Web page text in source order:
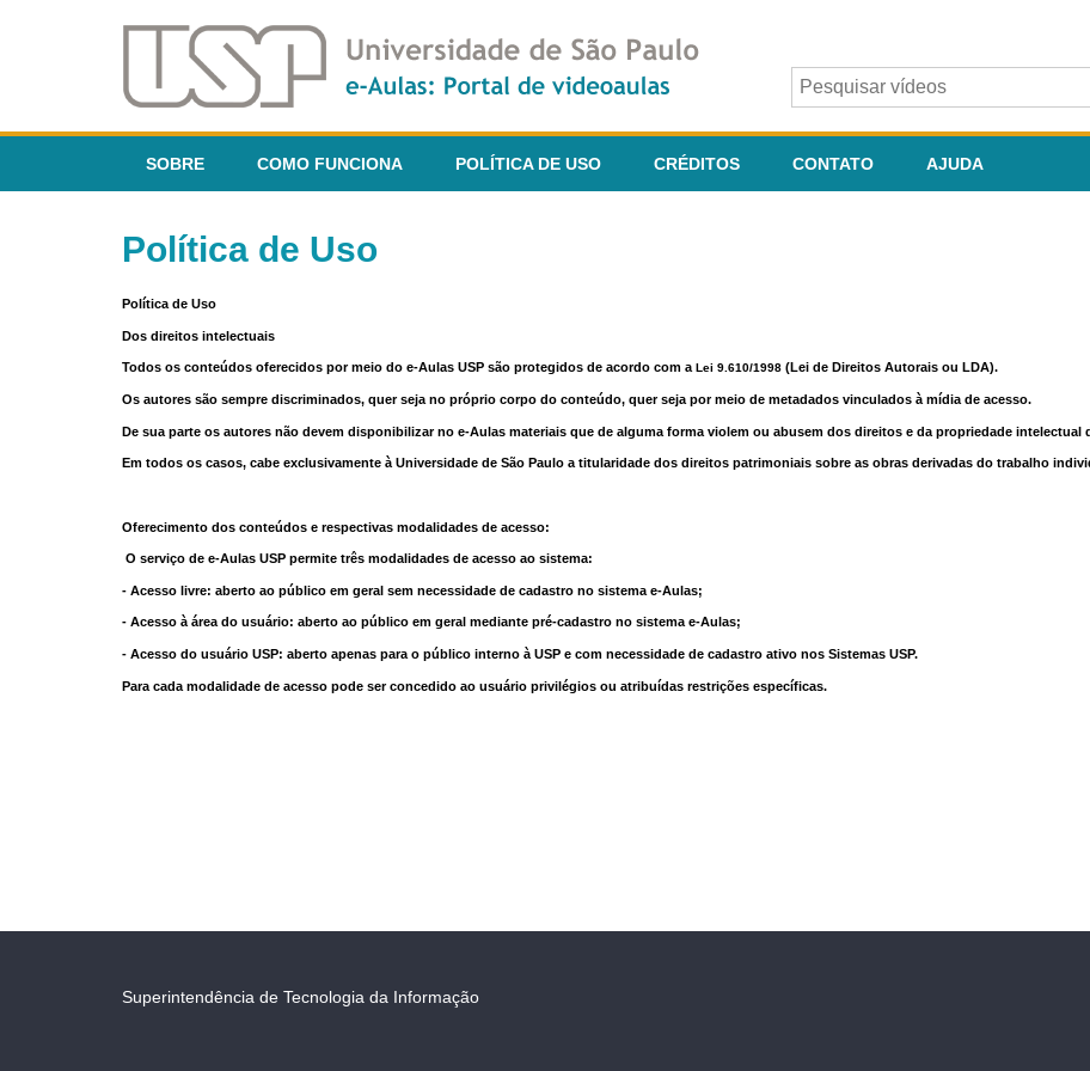
SOBRE COMO FUNCIONA POLÍTICA DE USO CRÉDITOS CONTATO AJUDA
Política de Uso
Política de Uso
Dos direitos intelectuais
Todos os conteúdos oferecidos por meio do e-Aulas USP são protegidos de acordo com a Lei 9.610/1998 (Lei de Direitos Autorais ou LDA).
Os autores são sempre discriminados, quer seja no próprio corpo do conteúdo, quer seja por meio de metadados vinculados à mídia de acesso.
De sua parte os autores não devem disponibilizar no e-Aulas materiais que de alguma forma violem ou abusem dos direitos e da propriedade intelectual
Em todos os casos, cabe exclusivamente à Universidade de São Paulo a titularidade dos direitos patrimoniais sobre as obras derivadas do trabalho
Oferecimento dos conteúdos e respectivas modalidades de acesso:
O serviço de e-Aulas USP permite três modalidades de acesso ao sistema:
- Acesso livre: aberto ao público em geral sem necessidade de cadastro no sistema e-Aulas;
- Acesso à área do usuário: aberto ao público em geral mediante pré-cadastro no sistema e-Aulas;
- Acesso do usuário USP: aberto apenas para o público interno à USP e com necessidade de cadastro ativo nos Sistemas USP.
Para cada modalidade de acesso pode ser concedido ao usuário privilégios ou atribuídas restrições específicas.
Superintendência de Tecnologia da Informação